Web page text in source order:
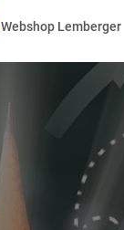
Webshop Lemberger